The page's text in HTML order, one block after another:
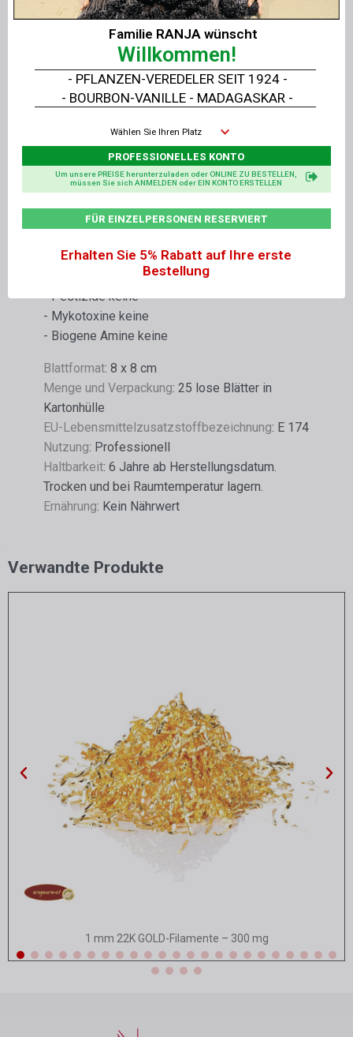
Ein Koscher-Zertifikat ist verfügbar.
Technische Datenblätter und
Sicherheitsdatenblätter sind beigefügt und
Zusammensetzung und chemische
Bezeichnung: 100 % Silber Ag
Rückstände, Zusatzstoffe et al.
Fresenius
- Lösungsmittel keine
- Pestizide keine
- Mykotoxine keine
- Biogene Amine keine
Blattformat: 8 x 8 cm
Menge und Verpackung: 25 lose Blätter in
Kartonhülle
EU-Lebensmittelzusatzstoffbezeichnung: E 174
Nutzung: Professionell
Haltbarkeit: 6 Jahre ab Herstellungsdatum.
Trocken und bei Raumtemperatur lagern.
Ernährung: Kein Nährwert
Verwandte Produkte
Schnellansicht
1 mm 22K GOLD-Filamente – 300 mg
Familie RANJA wünscht
Willkommen!
- BOURBON-VANILLE - MADAGASKAR -
- PFLANZEN-VEREDELER SEIT 1924 -
Wählen Sie Ihren Platz
PROFESSIONELLES KONTO
FÜR EINZELPERSONEN RESERVIERT
Um unsere PREISE herunterzuladen oder ONLINE ZU BESTELLEN,
müssen Sie sich ANMELDEN oder EIN KONTO ERSTELLEN
Erhalten Sie 5% Rabatt auf Ihre erste
Bestellung